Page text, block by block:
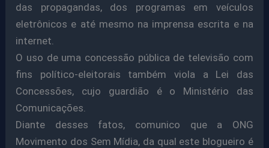
das propagandas, dos programas em veículos
eletrônicos e até mesmo na imprensa escrita e na
internet.
O uso de uma concessão pública de televisão com
fins político-eleitorais também viola a Lei das
Concessões, cujo guardião é o Ministério das
Comunicações.
Diante desses fatos, comunico que a ONG
Movimento dos Sem Mídia, da qual este blogueiro é